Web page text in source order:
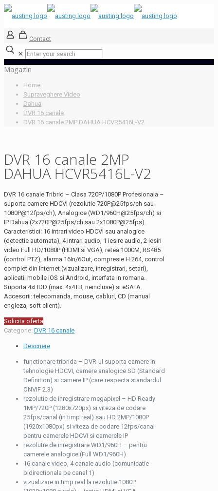
Contact
✕
Magazin
Home
Supraveghere Video
Dahua
DVR 16 canale
DVR 16 canale 2MP DAHUA HCVR5416L-V2
DVR 16 canale 2MP
DAHUA HCVR5416L-V2
DVR 16 canale Tribrid – Clasa 720P/1080P Profesionala –
suporta camere HDCVI (rezolutie 720P@25fps/ch sau
1080P@12fps/ch), Analogice (WD1/960H@25fps/ch) si
IP Dahua (2x720P@25fps/ch sau 2x1080P@25fps).
Caracteristici: 16 intrari video HDCVI sau analogice
(detectie automata), 4 intrari audio, 1 iesire audio, 2 iesiri
video Full HD/1080P (HDMI si VGA), retea 1000M, RS485
(control PTZ), alarma 16In/6Out, compresie H.264, control
complet din Internet (vizualizare, inregistrari, setari),
aplicatii mobile iOS si Android, interfata in romana.
Suporta 4xHDD (max. 4x4TB, neincluse) si eSATA.
Accesorii: telecomanda, mouse, cabluri, CD (manual
engleza, soft client).
Solicita oferta
Categorie: DVR 16 canale
Descriere
functionare tribrida – DVR-ul suporta camere in
tehnologie HDCVI, camere analogice SD (Standard
Definition) si camere IP (care respecta standardul
ONVIF 2.3)
rezolutie de inregistrare megapixel – HD Ready
1MP/720P (1280x720px) si viteza de codare
25fps/canal (in timp real) sau HD 2MP/1080P
(1920x1080px) si viteza de codare 12fps/canal
pentru camerele HDCVI si camerele IP
rezolutie de inregistrare WD1/960H – pentru
camerele analogice (Full WD1/960H)
16 canale video, 4 canale audio (comunicatie
bidirectionala pe canal 1)
vizualizare in timp real la rezolutie 1080P